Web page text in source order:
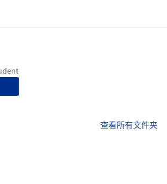
查看所有文件夹